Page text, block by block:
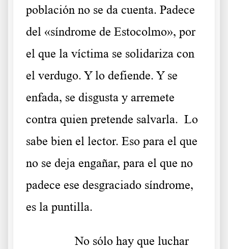
población no se da cuenta. Padece
del «síndrome de Estocolmo», por
el que la víctima se solidariza con
el verdugo. Y lo defiende. Y se
enfada, se disgusta y arremete
contra quien pretende salvarla. Lo
sabe bien el lector. Eso para el que
no se deja engañar, para el que no
padece ese desgraciado síndrome,
es la puntilla.
……….No sólo hay que luchar